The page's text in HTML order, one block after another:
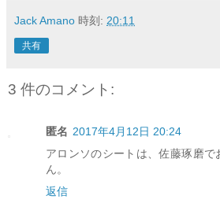
Jack Amano 時刻: 20:11
共有
3 件のコメント:
匿名 2017年4月12日 20:24
アロンソのシートは、佐藤琢磨で
ん。
返信